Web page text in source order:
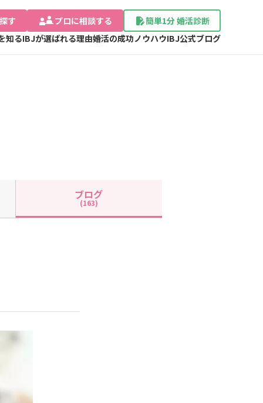
す プロに相談する
簡単1分 婚活診断
知るIBJが選ばれる理由婚活の成功ノウハウIBJ公式ブログ
ブログ
(163)